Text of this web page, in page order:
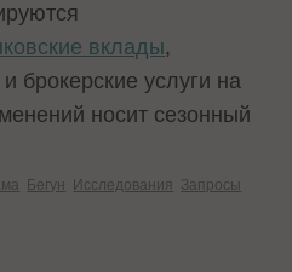
вклады,
брокерские услуги на
носит сезонный
Бегун Исследования Запросы